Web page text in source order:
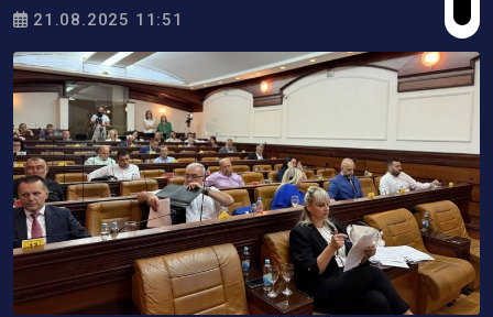
21.08.2025 11:51